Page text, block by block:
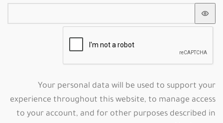
Your personal data will be used to support your
experience throughout this website, to manage access
to your account, and for other purposes described in